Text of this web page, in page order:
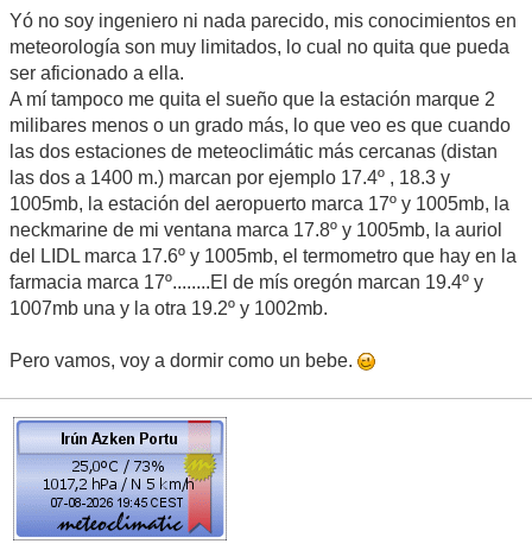
Yó no soy ingeniero ni nada parecido, mis conocimientos en
meteorología son muy limitados, lo cual no quita que pueda
ser aficionado a ella.
A mí tampoco me quita el sueño que la estación marque 2
milibares menos o un grado más, lo que veo es que cuando
las dos estaciones de meteoclimátic más cercanas (distan
las dos a 1400 m.) marcan por ejemplo 17.4º , 18.3 y
1005mb, la estación del aeropuerto marca 17º y 1005mb, la
neckmarine de mi ventana marca 17.8º y 1005mb, la auriol
del LIDL marca 17.6º y 1005mb, el termometro que hay en la
farmacia marca 17º........El de mís oregón marcan 19.4º y
1007mb una y la otra 19.2º y 1002mb.
Pero vamos, voy a dormir como un bebe.